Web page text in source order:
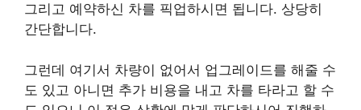
그리고 예약하신 차를 픽업하시면 됩니다. 상당히
간단합니다.
그런데 여기서 차량이 없어서 업그레이드를 해줄 수
도 있고 아니면 추가 비용을 내고 차를 타라고 할 수